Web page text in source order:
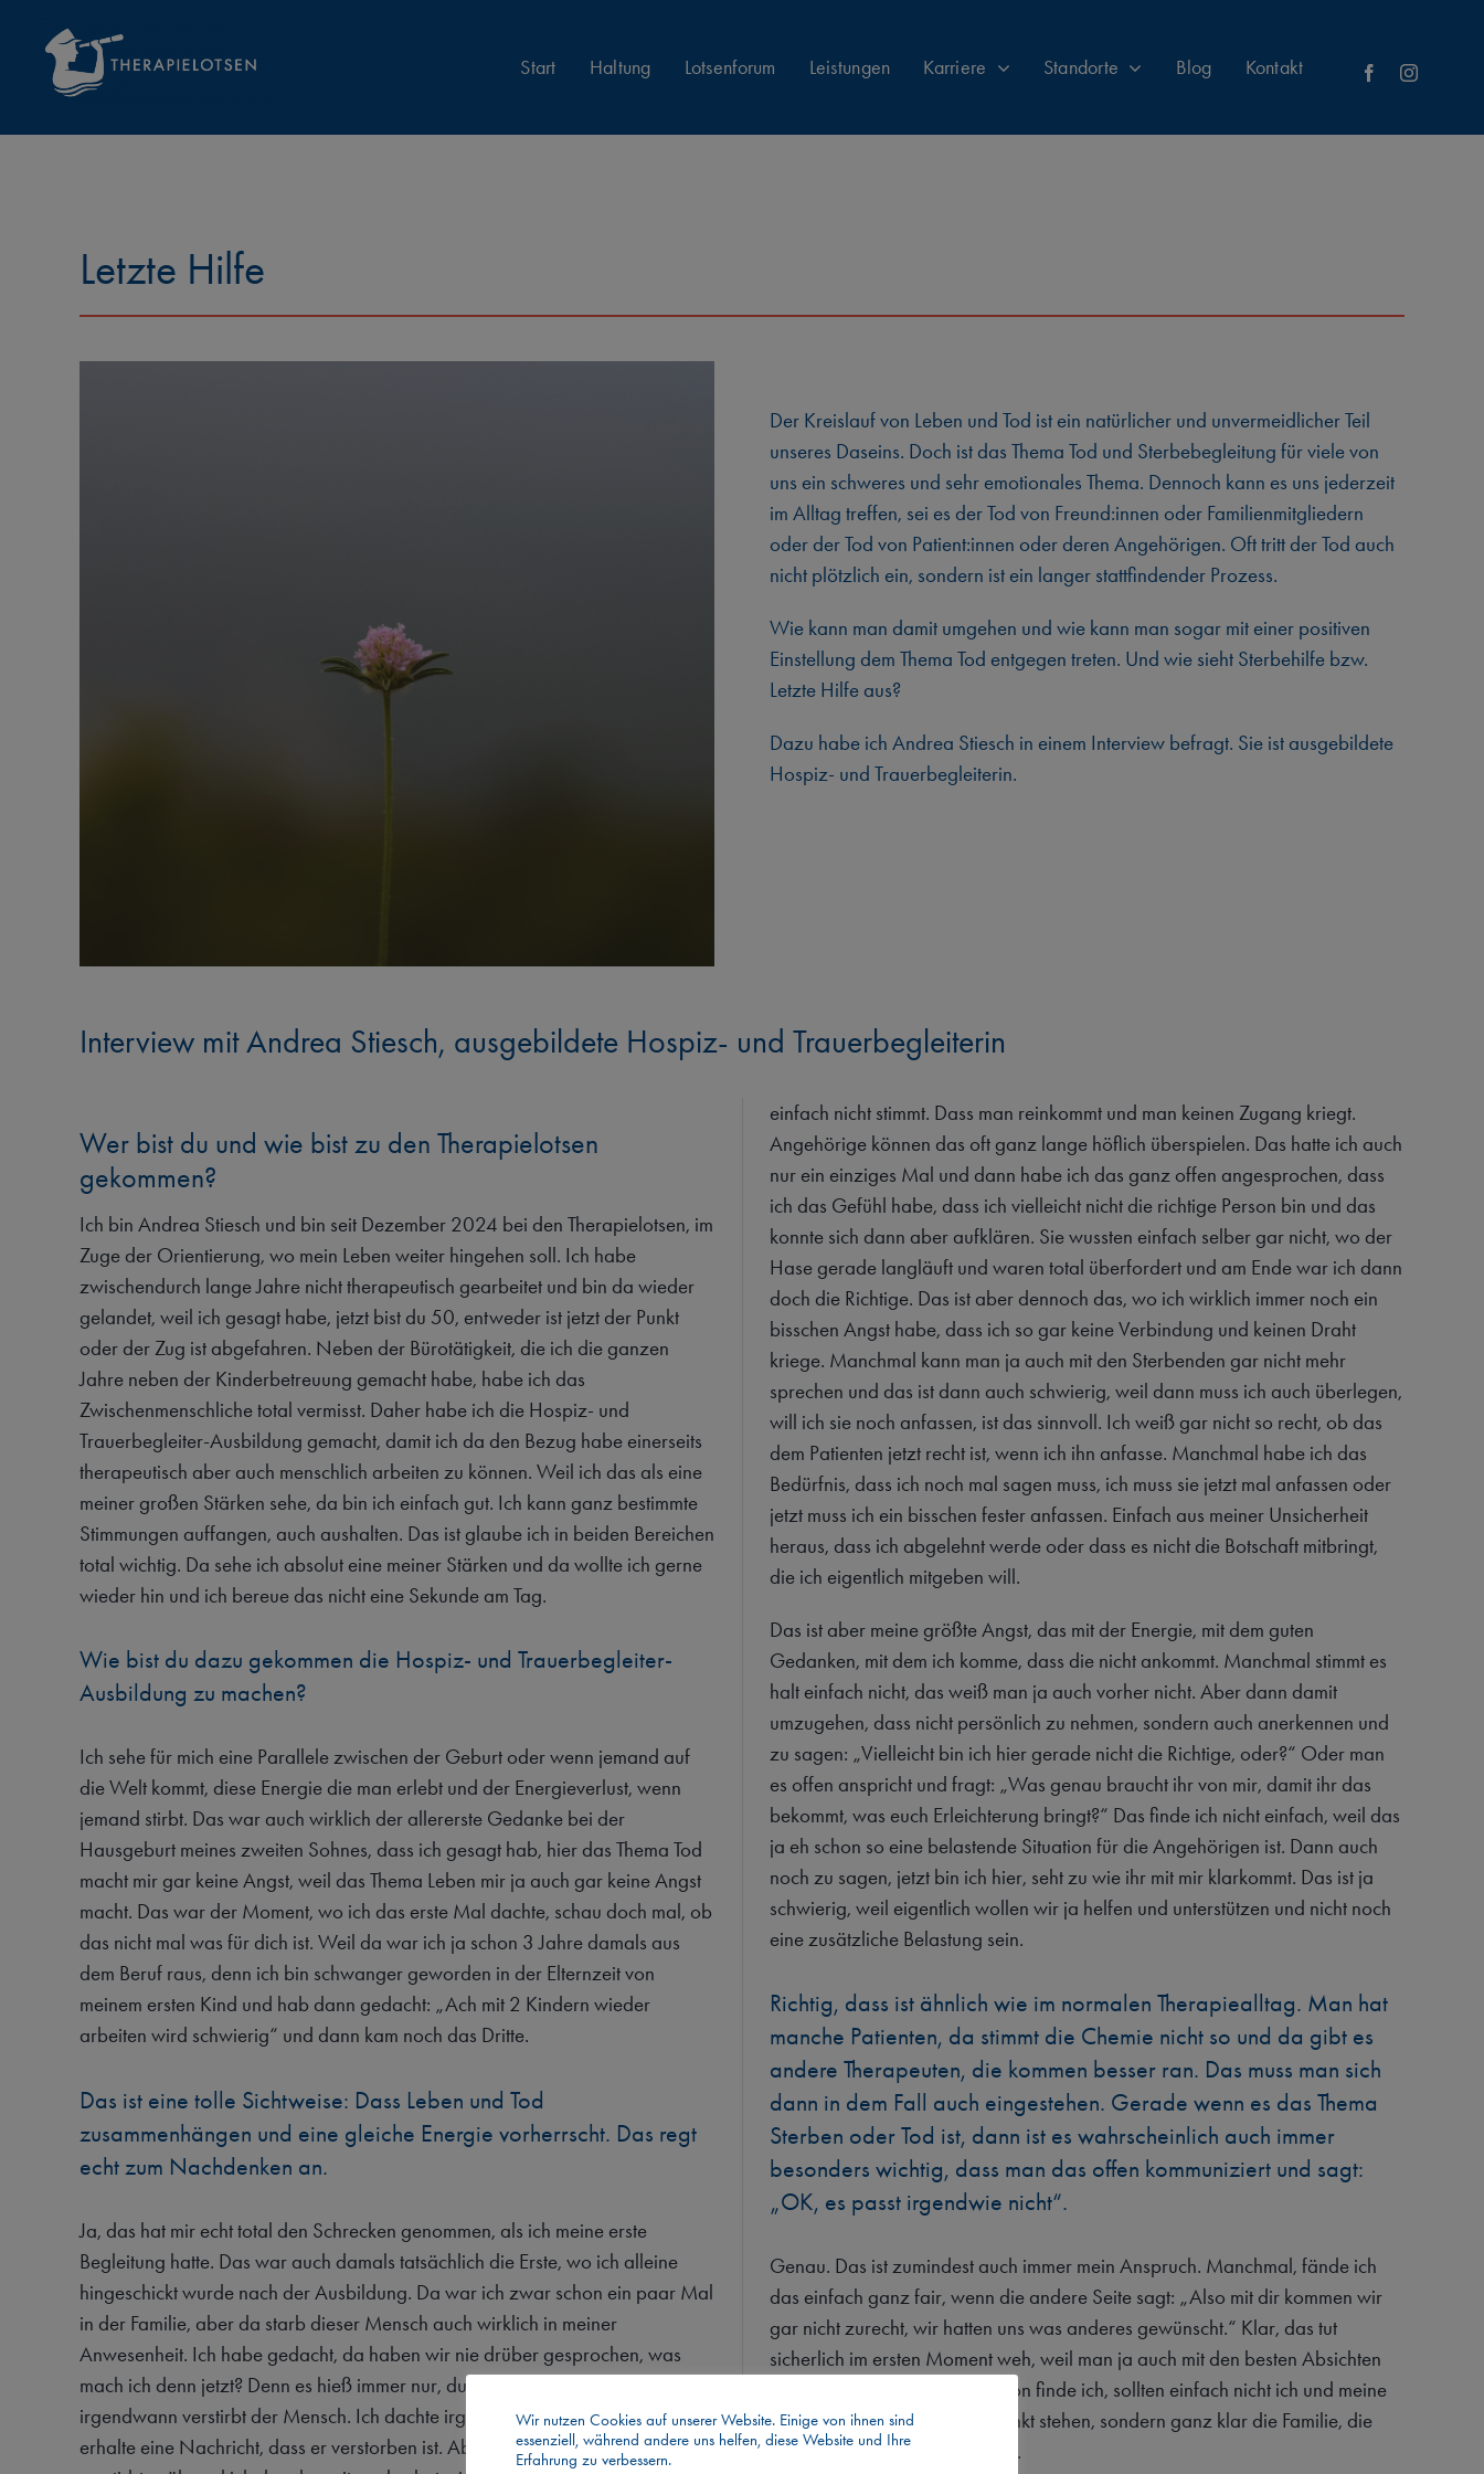
springen
Start Haltung Lotsenforum Leistungen Karriere Standorte Blog Kontakt
Letzte Hilfe
Der Kreislauf von Leben und Tod ist ein natürlicher und unvermeidlicher Teil
unseres Daseins. Doch ist das Thema Tod und Sterbebegleitung für viele von
uns ein schweres und sehr emotionales Thema. Dennoch kann es uns jederzeit
im Alltag treffen, sei es der Tod von Freund:innen oder Familienmitgliedern
oder der Tod von Patient:innen oder deren Angehörigen. Oft tritt der Tod auch
nicht plötzlich ein, sondern ist ein langer stattfindender Prozess.
Wie kann man damit umgehen und wie kann man sogar mit einer positiven
Einstellung dem Thema Tod entgegen treten. Und wie sieht Sterbehilfe bzw.
Letzte Hilfe aus?
Dazu habe ich Andrea Stiesch in einem Interview befragt. Sie ist ausgebildete
Hospiz- und Trauerbegleiterin.
Interview mit Andrea Stiesch, ausgebildete Hospiz- und Trauerbegleiterin
Wer bist du und wie bist zu den Therapielotsen
gekommen?
Ich bin Andrea Stiesch und bin seit Dezember 2024 bei den Therapielotsen, im
Zuge der Orientierung, wo mein Leben weiter hingehen soll. Ich habe
zwischendurch lange Jahre nicht therapeutisch gearbeitet und bin da wieder
gelandet, weil ich gesagt habe, jetzt bist du 50, entweder ist jetzt der Punkt
oder der Zug ist abgefahren. Neben der Bürotätigkeit, die ich die ganzen
Jahre neben der Kinderbetreuung gemacht habe, habe ich das
Zwischenmenschliche total vermisst. Daher habe ich die Hospiz- und
Trauerbegleiter-Ausbildung gemacht, damit ich da den Bezug habe einerseits
therapeutisch aber auch menschlich arbeiten zu können. Weil ich das als eine
meiner großen Stärken sehe, da bin ich einfach gut. Ich kann ganz bestimmte
Stimmungen auffangen, auch aushalten. Das ist glaube ich in beiden Bereichen
total wichtig. Da sehe ich absolut eine meiner Stärken und da wollte ich gerne
wieder hin und ich bereue das nicht eine Sekunde am Tag.
Wie bist du dazu gekommen die Hospiz- und Trauerbegleiter-
Ausbildung zu machen?
Ich sehe für mich eine Parallele zwischen der Geburt oder wenn jemand auf
die Welt kommt, diese Energie die man erlebt und der Energieverlust, wenn
jemand stirbt. Das war auch wirklich der allererste Gedanke bei der
Hausgeburt meines zweiten Sohnes, dass ich gesagt hab, hier das Thema Tod
macht mir gar keine Angst, weil das Thema Leben mir ja auch gar keine Angst
macht. Das war der Moment, wo ich das erste Mal dachte, schau doch mal, ob
das nicht mal was für dich ist. Weil da war ich ja schon 3 Jahre damals aus
dem Beruf raus, denn ich bin schwanger geworden in der Elternzeit von
meinem ersten Kind und hab dann gedacht: „Ach mit 2 Kindern wieder
arbeiten wird schwierig“ und dann kam noch das Dritte.
Das ist eine tolle Sichtweise: Dass Leben und Tod
zusammenhängen und eine gleiche Energie vorherrscht. Das regt
echt zum Nachdenken an.
Ja, das hat mir echt total den Schrecken genommen, als ich meine erste
Begleitung hatte. Das war auch damals tatsächlich die Erste, wo ich alleine
hingeschickt wurde nach der Ausbildung. Da war ich zwar schon ein paar Mal
in der Familie, aber da starb dieser Mensch auch wirklich in meiner
Anwesenheit. Ich habe gedacht, da haben wir nie drüber gesprochen, was
mach ich denn jetzt? Denn es hieß immer nur, du bist in der Familie und
irgendwann verstirbt der Mensch. Ich dachte irgendwann verstirbt er und ich
erhalte eine Nachricht, dass er verstorben ist. Aber dass dieser Mensch
einfach nicht stimmt. Dass man reinkommt und man keinen Zugang kriegt.
Angehörige können das oft ganz lange höflich überspielen. Das hatte ich auch
nur ein einziges Mal und dann habe ich das ganz offen angesprochen, dass
ich das Gefühl habe, dass ich vielleicht nicht die richtige Person bin und das
konnte sich dann aber aufklären. Sie wussten einfach selber gar nicht, wo der
Hase gerade langläuft und waren total überfordert und am Ende war ich dann
doch die Richtige. Das ist aber dennoch das, wo ich wirklich immer noch ein
bisschen Angst habe, dass ich so gar keine Verbindung und keinen Draht
kriege. Manchmal kann man ja auch mit den Sterbenden gar nicht mehr
sprechen und das ist dann auch schwierig, weil dann muss ich auch überlegen,
will ich sie noch anfassen, ist das sinnvoll. Ich weiß gar nicht so recht, ob das
dem Patienten jetzt recht ist, wenn ich ihn anfasse. Manchmal habe ich das
Bedürfnis, dass ich noch mal sagen muss, ich muss sie jetzt mal anfassen oder
jetzt muss ich ein bisschen fester anfassen. Einfach aus meiner Unsicherheit
heraus, dass ich abgelehnt werde oder dass es nicht die Botschaft mitbringt,
die ich eigentlich mitgeben will.
Das ist aber meine größte Angst, das mit der Energie, mit dem guten
Gedanken, mit dem ich komme, dass die nicht ankommt. Manchmal stimmt es
halt einfach nicht, das weiß man ja auch vorher nicht. Aber dann damit
umzugehen, dass nicht persönlich zu nehmen, sondern auch anerkennen und
zu sagen: „Vielleicht bin ich hier gerade nicht die Richtige, oder?“ Oder man
es offen anspricht und fragt: „Was genau braucht ihr von mir, damit ihr das
bekommt, was euch Erleichterung bringt?“ Das finde ich nicht einfach, weil das
ja eh schon so eine belastende Situation für die Angehörigen ist. Dann auch
noch zu sagen, jetzt bin ich hier, seht zu wie ihr mit mir klarkommt. Das ist ja
schwierig, weil eigentlich wollen wir ja helfen und unterstützen und nicht noch
eine zusätzliche Belastung sein.
Richtig, dass ist ähnlich wie im normalen Therapiealltag. Man hat
manche Patienten, da stimmt die Chemie nicht so und da gibt es
andere Therapeuten, die kommen besser ran. Das muss man sich
dann in dem Fall auch eingestehen. Gerade wenn es das Thema
Sterben oder Tod ist, dann ist es wahrscheinlich auch immer
besonders wichtig, dass man das offen kommuniziert und sagt:
„OK, es passt irgendwie nicht“.
Genau. Das ist zumindest auch immer mein Anspruch. Manchmal, fände ich
das einfach ganz fair, wenn die andere Seite sagt: „Also mit dir kommen wir
gar nicht zurecht, wir hatten uns was anderes gewünscht.“ Klar, das tut
sicherlich im ersten Moment weh, weil man ja auch mit den besten Absichten
dahin geht. Aber in der Situation finde ich, sollten einfach nicht ich und meine
verletzten Gefühle im Mittelpunkt stehen, sondern ganz klar die Familie, die
sich nur Unterstützung wünscht.
Wir nutzen Cookies auf unserer Website. Einige von ihnen sind
essenziell, während andere uns helfen, diese Website und Ihre
Erfahrung zu verbessern.